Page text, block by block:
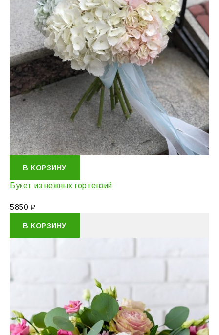
В КОРЗИНУ
Букет из нежных гортензий
5850 ₽
В КОРЗИНУ